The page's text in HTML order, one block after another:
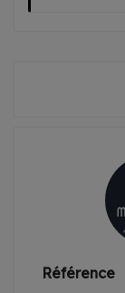
Référence